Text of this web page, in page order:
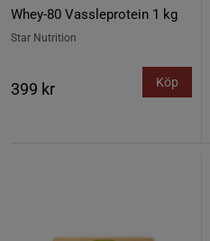
Whey-80 Vassleprotein 1 kg
Star Nutrition
399 kr Köp